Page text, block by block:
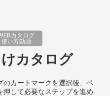
カタログ
使い方動画
カタログ
のカートマークを選択後、ペ
押して必要なステップを進め